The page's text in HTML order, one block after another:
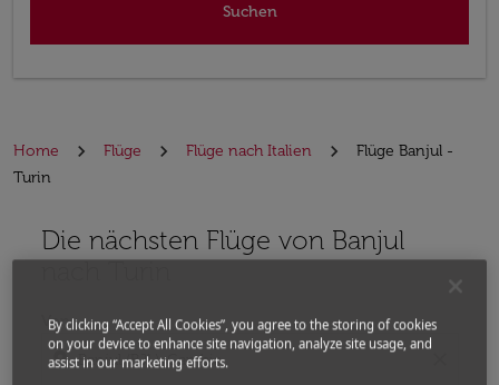
Suchen
Home Flüge Flüge nach Italien
Flüge Banjul -
Turin
Die nächsten Flüge von Banjul
Von
location_on
Bitte ändern Sie Ihre gewünschte Route (Abflugort
By clicking “Accept All Cookies”, you agree to the storing of cookies
on your device to enhance site navigation, analyze site usage, and
assist in our marketing efforts.